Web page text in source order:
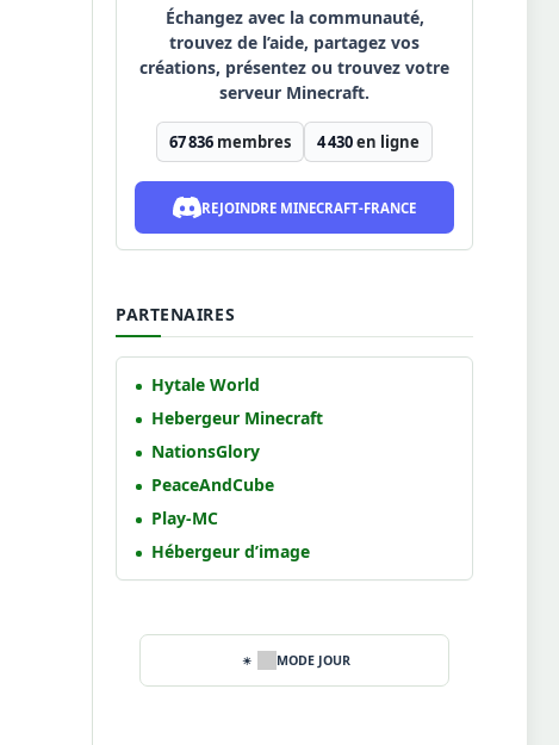
Échangez avec la communauté,
trouvez de l’aide, partagez vos
créations, présentez ou trouvez votre
serveur Minecraft.
67 836 membres 4 430en ligne
REJOINDRE MINECRAFT-FRANCE
PARTENAIRES
Hytale World
Hebergeur Minecraft
NationsGlory
PeaceAndCube
Play-MC
Hébergeur d’image
MODE JOUR